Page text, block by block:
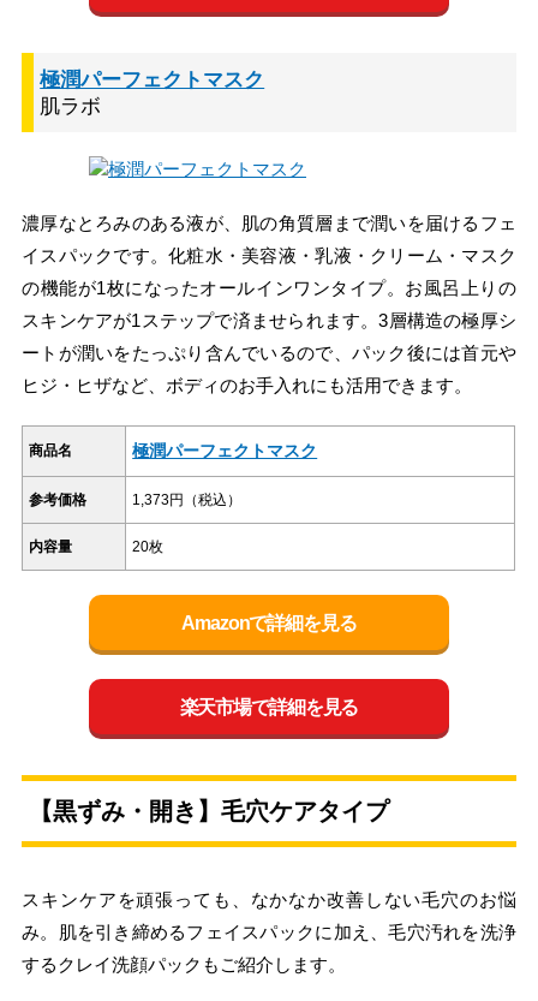
極潤パーフェクトマスク
肌ラボ
濃厚なとろみのある液が、肌の角質層まで潤いを届けるフェ
イスパックです。化粧水・美容液・乳液・クリーム・マスク
の機能が1枚になったオールインワンタイプ。お風呂上りの
スキンケアが1ステップで済ませられます。3層構造の極厚シ
ートが潤いをたっぷり含んでいるので、パック後には首元や
ヒジ・ヒザなど、ボディのお手入れにも活用できます。
商品名 極潤パーフェクトマスク
参考価格 1,373円（税込）
内容量 20枚
Amazonで詳細を見る
楽天市場で詳細を見る
【黒ずみ・開き】毛穴ケアタイプ
スキンケアを頑張っても、なかなか改善しない毛穴のお悩
み。肌を引き締めるフェイスパックに加え、毛穴汚れを洗浄
するクレイ洗顔パックもご紹介します。